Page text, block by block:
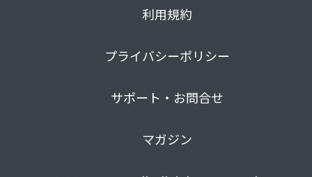
利用規約
プライバシーポリシー
サポート・お問合せ
マガジン